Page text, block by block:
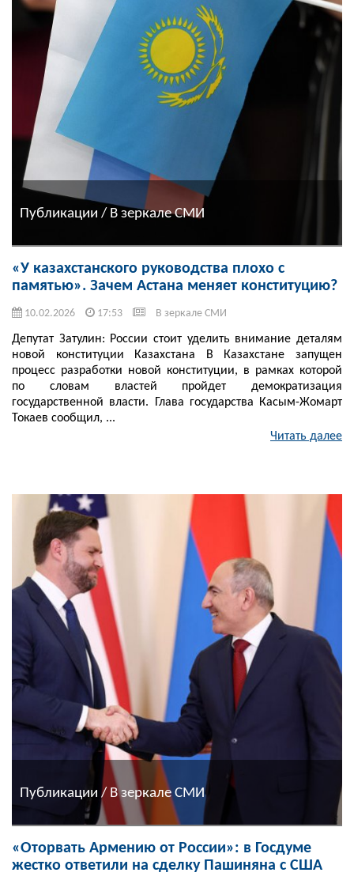
Публикации / В зеркале СМИ
«У казахстанского руководства плохо с
памятью». Зачем Астана меняет конституцию?
10.02.2026 17:53 В зеркале СМИ
Депутат Затулин: России стоит уделить внимание деталям
новой конституции Казахстана В Казахстане запущен
процесс разработки новой конституции, в рамках которой
по словам властей пройдет демократизация
государственной власти. Глава государства Касым-Жомарт
Токаев сообщил, ...
Читать далее
Публикации / В зеркале СМИ
«Оторвать Армению от России»: в Госдуме
жестко ответили на сделку Пашиняна с США